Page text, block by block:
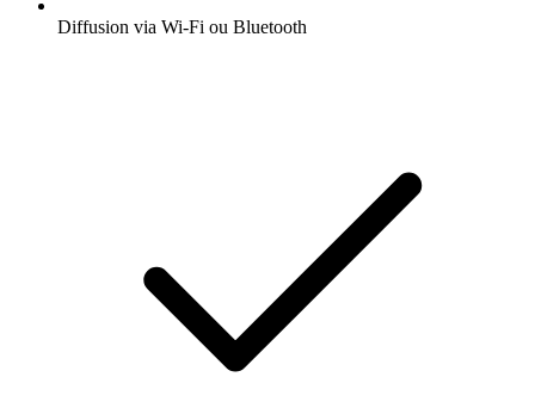
Diffusion via Wi-Fi ou Bluetooth